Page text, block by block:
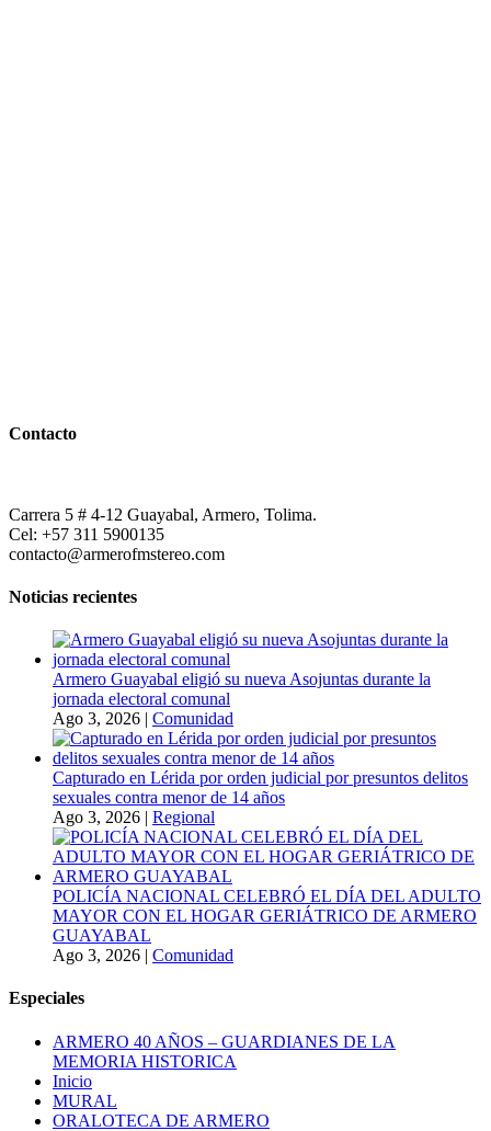
Contacto
Carrera 5 # 4-12 Guayabal, Armero, Tolima.
Cel: +57 311 5900135
contacto@armerofmstereo.com
Noticias recientes
Armero Guayabal eligió su nueva Asojuntas durante la
jornada electoral comunal
Ago 3, 2026 | Comunidad
Capturado en Lérida por orden judicial por presuntos delitos
sexuales contra menor de 14 años
Ago 3, 2026 | Regional
POLICÍA NACIONAL CELEBRÓ EL DÍA DEL ADULTO
MAYOR CON EL HOGAR GERIÁTRICO DE ARMERO
GUAYABAL
Ago 3, 2026 | Comunidad
Especiales
ARMERO 40 AÑOS – GUARDIANES DE LA
MEMORIA HISTORICA
Inicio
MURAL
ORALOTECA DE ARMERO